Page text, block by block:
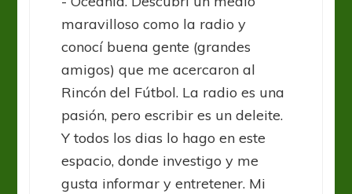
maravilloso como la radio y
conocí buena gente (grandes
amigos) que me acercaron al
Rincón del Fútbol. La radio es una
pasión, pero escribir es un deleite.
Y todos los dias lo hago en este
espacio, donde investigo y me
gusta informar y entretener. Mi